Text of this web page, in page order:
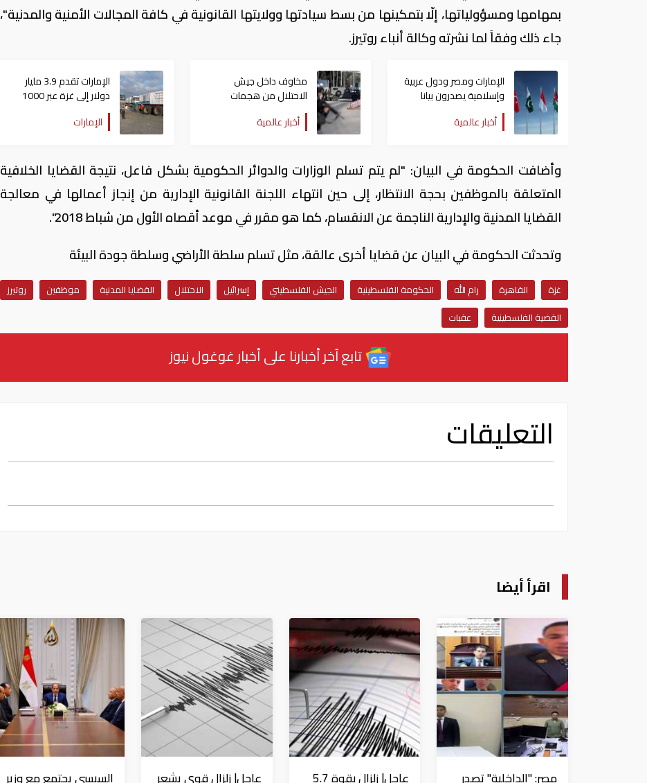
بمهامها ومسؤولياتها، إلّا بتمكينها من بسط سيادتها وولايتها القانونية في كافة المجالات الأمنية والمدنية"،
جاء ذلك وفقاً لما نشرته وكالة أنباء روتيرز.
الإمارات ومصر ودول عربية
وإسلامية يصدرون بيانا
مشتركا بشأن الانتهاكات
الإسرائيلية في غزة
أخبار عالمية
مخاوف داخل جيش
الاحتلال من هجمات
للمليشيات الإيرانية في
العراق
أخبار عالمية
الإمارات تقدم 3.9 مليار
دولار إلى غزة عبر 1000
يوم مساعدات
الإمارات
وأضافت الحكومة في البيان: "لم يتم تسلم الوزارات والدوائر الحكومية بشكل فاعل، نتيجة القضايا الخلافية
المتعلقة بالموظفين بحجة الانتظار، إلى حين انتهاء اللجنة القانونية الإدارية من إنجاز أعمالها في معالجة
القضايا المدنية والإدارية الناجمة عن الانقسام، كما هو مقرر في موعد أقصاه الأول من شباط 2018".
وتحدثت الحكومة في البيان عن قضايا أخرى عالقة، مثل تسلم سلطة الأراضي وسلطة جودة البيئة
غزة القاهرة رام الله الحكومة الفلسطينية الجيش الفلسطيني إسرائيل الاحتلال القضايا المدنية موظفين
روتيرز
القضية الفلسطينية
عقبات
تابع آخر أخبارنا على أخبار غوغول نيوز
التعليقات
اقرأ أيضا
مصر: "الداخلية" تصدر
عاجل| زلزال بقوة 5.7
عاجل| زلزال قوي يشعر
السيسي يجتمع مع وزير